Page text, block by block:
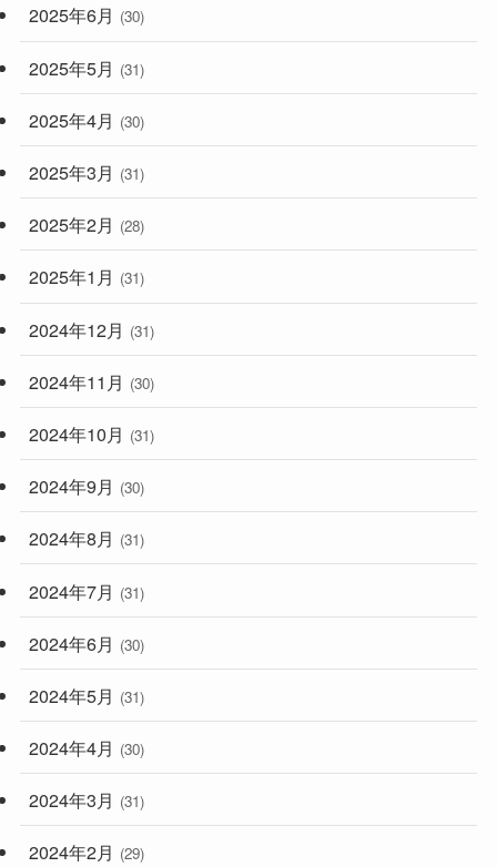
2025年6月 (30)
2025年5月 (31)
2025年4月 (30)
2025年3月 (31)
2025年2月 (28)
2025年1月 (31)
2024年12月 (31)
2024年11月 (30)
2024年10月 (31)
2024年9月 (30)
2024年8月 (31)
2024年7月 (31)
2024年6月 (30)
2024年5月 (31)
2024年4月 (30)
2024年3月 (31)
2024年2月 (29)